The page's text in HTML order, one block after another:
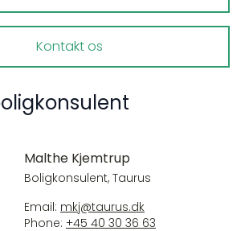
Kontakt os
Malthe Kjemtrup
Boligkonsulent, Taurus
Email: mkj@taurus.dk
Phone: +45 40 30 36 63